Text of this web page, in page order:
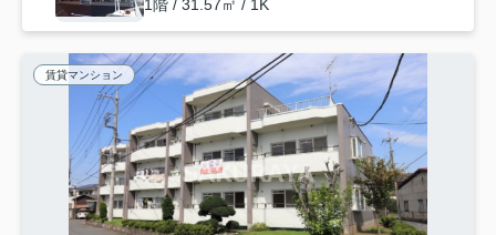
1階 / 31.57㎡ / 1K
賃貸マンション